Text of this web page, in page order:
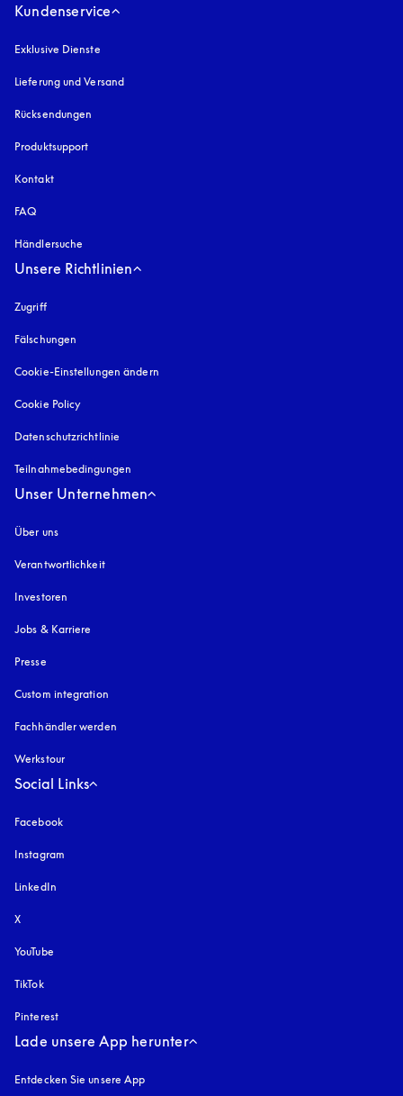
Kundenservice
Exklusive Dienste
Lieferung und Versand
Rücksendungen
Produktsupport
Kontakt
FAQ
Händlersuche
Unsere Richtlinien
Zugrifföffnet sich in einem neuen Tab
Fälschungen
Cookie-Einstellungen ändern
Cookie Policy
Datenschutzrichtlinie
Teilnahmebedingungen
Unser Unternehmen
Über uns
Verantwortlichkeit
Investoren
Jobs & Karriere
Presse
Custom integration
Fachhändler werden
Werkstour
Social Links
Facebook
Instagram
LinkedIn
X
YouTube
TikTok
Pinterest
Lade unsere App herunter
Entdecken Sie unsere App